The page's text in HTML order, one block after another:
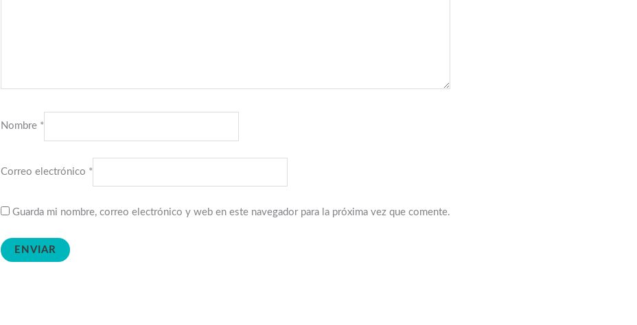
Nombre *
Correo electrónico *
Guarda mi nombre, correo electrónico y web en este navegador para la próxima vez que comente.